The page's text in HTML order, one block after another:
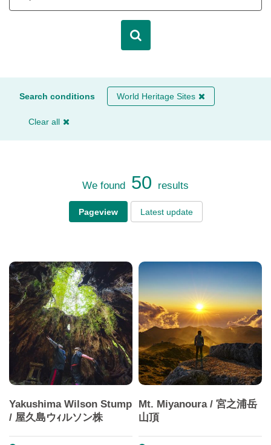
Search conditions World Heritage Sites
Clear all
We found 50 results
Pageview Latest update
Yakushima Wilson Stump
/ 屋久島ウｨルソン株
Mt. Miyanoura / 宮之浦岳
山頂